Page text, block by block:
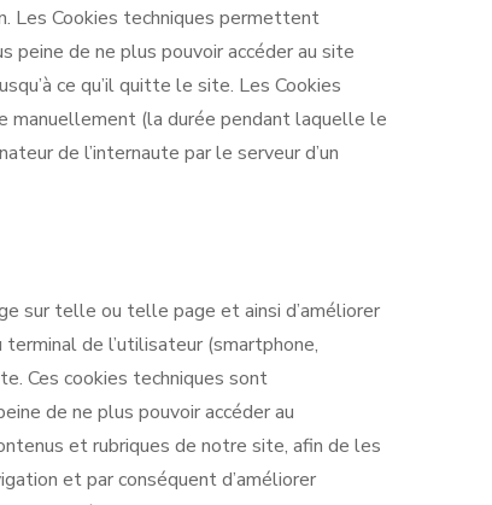
Les Cookies techniques permettent
de ne plus pouvoir accéder au site
ce qu’il quitte le site. Les Cookies
manuellement (la durée pendant laquelle le
de l’internaute par le serveur d’un
sur telle ou telle page et ainsi d’améliorer
de l’utilisateur (smartphone,
Ces cookies techniques sont
de ne plus pouvoir accéder au
et rubriques de notre site, afin de les
et par conséquent d’améliorer